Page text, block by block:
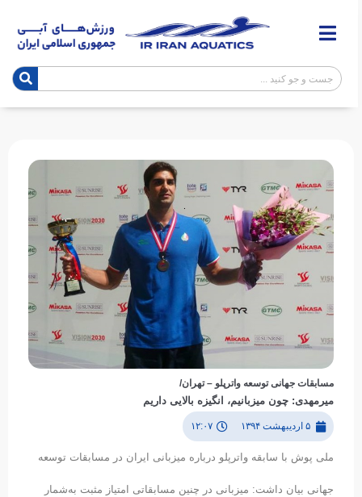
مسابقات جهانی توسعه واترپلو – تهران/
میرمهدی: چون میزبانیم، انگیزه بالایی داریم
۵ اردیبهشت ۱۳۹۴ ۱۲:۰۷
ملی پوش با سابقه واترپلو درباره میزبانی ایران در مسابقات توسعه
جهانی بیان داشت: میزبانی در چنین مسابقاتی امتیاز مثبت به‌شمار